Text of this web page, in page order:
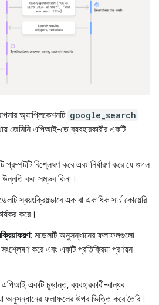
অ্যাপ্লিকেশনটি google_search
জেমিনি এপিআই-তে ব্যবহারকারীর একটি
প্রম্পটটি বিশ্লেষণ করে এবং নির্ধারণ করে যে গুগল
উন্নতি করা সম্ভব কিনা।
স্বয়ংক্রিয়ভাবে এক বা একাধিক সার্চ কোয়েরি
করে।
মডেলটি অনুসন্ধানের ফলাফলগুলো
করে এবং একটি প্রতিক্রিয়া প্রণয়ন
এপিআই একটি চূড়ান্ত, ব্যবহারকারী-বান্ধব
অনুসন্ধানের ফলাফলের উপর ভিত্তি করে তৈরি।